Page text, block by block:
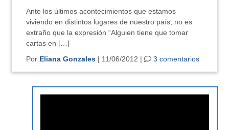
Ante los últimos acontecimientos que estamos
viviendo en distintos lugares de nuestro país, no es
extraño que la expresión “Alguien tiene que tomar
cartas en […]
Por Eliana Gonzales | 11/06/2012 | 3 comentarios